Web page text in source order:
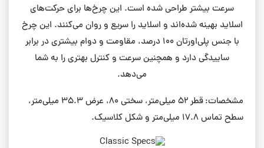
سرعت بیشتر طراحی شده است. این چرخ‌ها برای حرکت‌های
اسلاید بهینه شده‌اند و اسلاید را سریع و روان می‌کنند. این چرخ
با جنس پلی‌اورتان ۱۰۰ درصد، مقاومت و دوام بیشتری در برابر
ساییدگی دارد و همچنین سرعت و کنترل بهتری را به شما
می‌دهد.
مشخصات:
قطر 52 میلی‌متر، سختی 80، عرض 35.3 میلی‌متر،
سطح تماس 17.8 میلی‌متر و شکل کلاسیک.